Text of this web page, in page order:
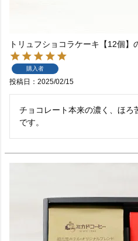
トリュフショコラケーキ【12個】
購入者
投稿日 2025/02/15
チョコレート本来の濃く、ほろ
です。